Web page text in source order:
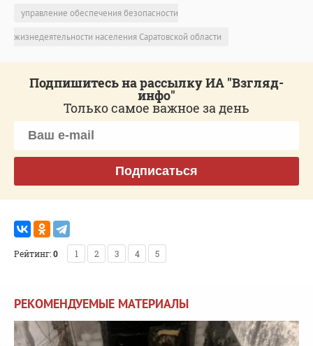
управление обеспечения безопасности
жизнедеятельности населения Саратовской области
Подпишитесь на рассылку ИА "Взгляд-
инфо"
Только самое важное за день
Подписаться
Рейтинг:0 1 2 3 4 5
РЕКОМЕНДУЕМЫЕ МАТЕРИАЛЫ